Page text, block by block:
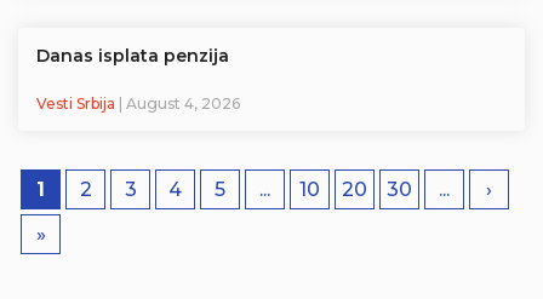
Danas isplata penzija
Vesti Srbija | August 4, 2026
1 2 3 4 5 ... 10 20 30 ...
›
»